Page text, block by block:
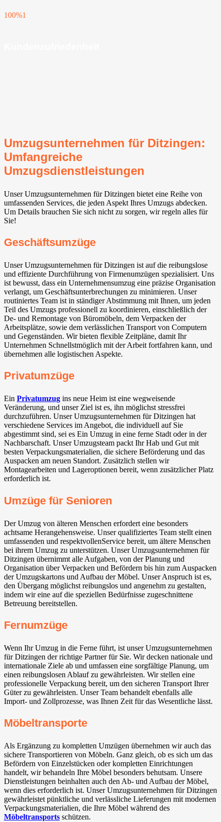
100%1
Umzugsunternehmen für Ditzingen:
Umfangreiche
Umzugsdienstleistungen
Unser Umzugsunternehmen für Ditzingen bietet eine Reihe von
umfassenden Services, die jeden Aspekt Ihres Umzugs abdecken.
Um Details brauchen Sie sich nicht zu sorgen, wir regeln alles für
Sie!
Geschäftsumzüge
Unser Umzugsunternehmen für Ditzingen ist auf die reibungslose
und effiziente Durchführung von Firmenumzügen spezialisiert. Uns
ist bewusst, dass ein Unternehmensumzug eine präzise Organisation
verlangt, um Geschäftsunterbrechungen zu minimieren. Unser
routiniertes Team ist in ständiger Abstimmung mit Ihnen, um jeden
Teil des Umzugs professionell zu koordinieren, einschließlich der
De- und Remontage von Büromöbeln, dem Verpacken der
Arbeitsplätze, sowie dem verlässlichen Transport von Computern
und Gegenständen. Wir bieten flexible Zeitpläne, damit Ihr
Unternehmen Schnellstmöglich mit der Arbeit fortfahren kann, und
übernehmen alle logistischen Aspekte.
Privatumzüge
Ein Privatumzug ins neue Heim ist eine wegweisende
Veränderung, und unser Ziel ist es, ihn möglichst stressfrei
durchzuführen. Unser Umzugsunternehmen für Ditzingen hat
verschiedene Services im Angebot, die individuell auf Sie
abgestimmt sind, sei es Ein Umzug in eine ferne Stadt oder in der
Nachbarschaft. Unser Umzugsteam packt Ihr Hab und Gut mit
besten Verpackungsmaterialien, die sichere Beförderung und das
Auspacken am neuen Standort. Zusätzlich stellen wir
Montagearbeiten und Lageroptionen bereit, wenn zusätzlicher Platz
erforderlich ist.
Umzüge für Senioren
Der Umzug von älteren Menschen erfordert eine besonders
achtsame Herangehensweise. Unser qualifiziertes Team stellt einen
umfassenden und respektvollenService bereit, um ältere Menschen
bei ihrem Umzug zu unterstützen. Unser Umzugsunternehmen für
Ditzingen übernimmt alle Aufgaben, von der Planung und
Organisation über Verpacken und Befördern bis hin zum Auspacken
der Umzugskartons und Aufbau der Möbel. Unser Anspruch ist es,
den Übergang möglichst reibungslos und angenehm zu gestalten,
indem wir eine auf die speziellen Bedürfnisse zugeschnittene
Betreuung bereitstellen.
Fernumzüge
Wenn Ihr Umzug in die Ferne führt, ist unser Umzugsunternehmen
für Ditzingen der richtige Partner für Sie. Wir decken nationale und
internationale Ziele ab und umfassen eine sorgfältige Planung, um
einen reibungslosen Ablauf zu gewährleisten. Wir stellen eine
professionelle Verpackung bereit, um den sicheren Transport Ihrer
Güter zu gewährleisten. Unser Team behandelt ebenfalls alle
Import- und Zollprozesse, was Ihnen Zeit für das Wesentliche lässt.
Möbeltransporte
Als Ergänzung zu kompletten Umzügen übernehmen wir auch das
sichere Transportieren von Möbeln. Ganz gleich, ob es sich um das
Befördern von Einzelstücken oder kompletten Einrichtungen
handelt, wir behandeln Ihre Möbel besonders behutsam. Unsere
Dienstleistungen beinhalten auch den Ab- und Aufbau der Möbel,
wenn dies erforderlich ist. Unser Umzugsunternehmen für Ditzingen
gewährleistet pünktliche und verlässliche Lieferungen mit modernen
Verpackungsmaterialien, die Ihre Möbel während des
Möbeltransports schützen.